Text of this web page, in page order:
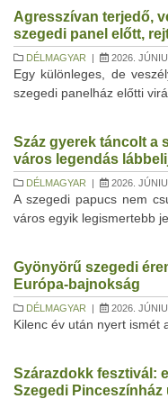
Agresszívan terjedő,
szegedi panel előtt,
DÉLMAGYAR | 2026.
Egy különleges, de
szegedi panelház előtti
Száz gyerek táncolt a
város legendás
DÉLMAGYAR | 2026.
A szegedi papucs nem
város egyik legismertebb
Gyönyörű szegedi
Európa-bajnokság
DÉLMAGYAR | 2026.
Kilenc év után nyert ismét
Szárazdokk fesztivál:
Szegedi Pinceszínház